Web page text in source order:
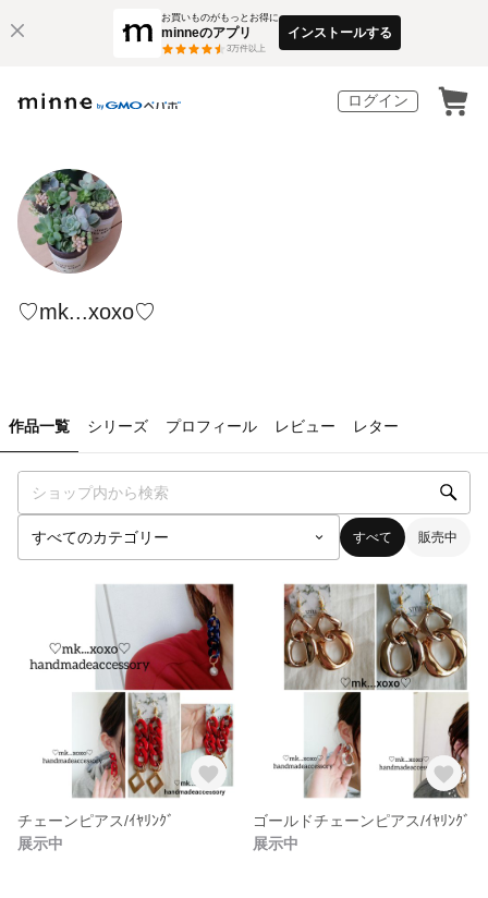
お買いものがもっとお得に
minneのアプリ
3万件以上
インストールする
ログイン
♡mk...xoxo♡
作品一覧 シリーズ プロフィール レビュー レター
すべて 販売中
チェーンピアス/ｲﾔﾘﾝｸﾞ
展示中
ゴールドチェーンピアス/ｲﾔﾘﾝｸﾞ
展示中